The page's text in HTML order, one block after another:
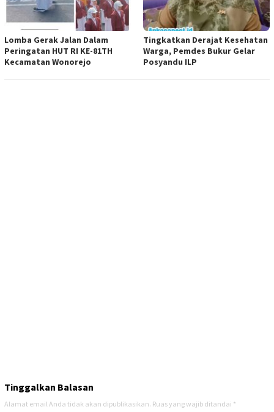
Lomba Gerak Jalan Dalam
Peringatan HUT RI KE-81TH
Kecamatan Wonorejo
Tingkatkan Derajat Kesehatan
Warga, Pemdes Bukur Gelar
Posyandu ILP
Tinggalkan Balasan
Alamat email Anda tidak akan dipublikasikan. Ruas yang wajib ditandai *